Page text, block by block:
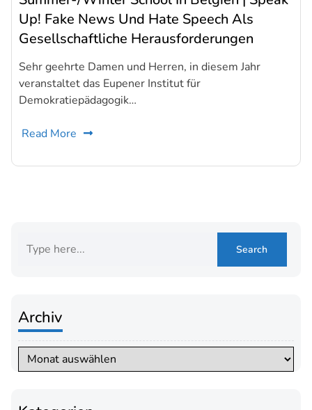
Up! Fake News Und Hate Speech Als
Gesellschaftliche Herausforderungen
Sehr geehrte Damen und Herren, in diesem Jahr
veranstaltet das Eupener Institut für
Demokratiepädagogik…
Read More
Archiv
Archiv